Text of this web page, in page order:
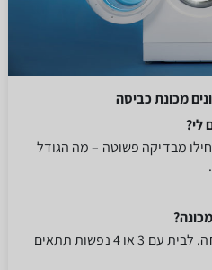
לי?
מבדיקה פשוטה – מה הגודל
לפי מספר הנפשות שיש במשפחה. לבית עם 3 או 4 נפשות תתאים